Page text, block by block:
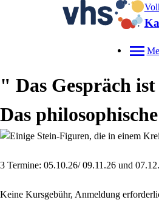
" Das Gespräch
Das
3 Termine: 05.10.26/ 09.11.26 und
Keine Kursgebühr, Anmeldung